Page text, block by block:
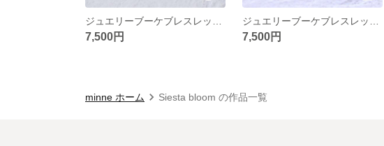
7,500円 7,500円
minne ホーム Siesta bloom の作品一覧